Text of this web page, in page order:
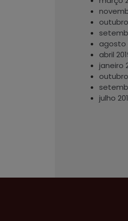
outubro
agosto
abril
janeiro
outubro
julho